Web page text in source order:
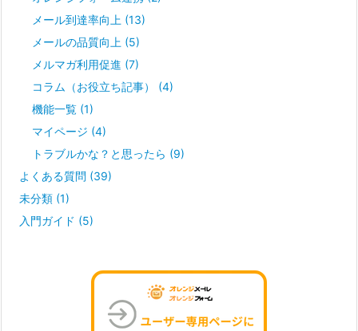
メール到達率向上 (13)
メールの品質向上 (5)
メルマガ利用促進 (7)
コラム（お役立ち記事） (4)
機能一覧 (1)
マイページ (4)
トラブルかな？と思ったら (9)
よくある質問 (39)
未分類 (1)
入門ガイド (5)